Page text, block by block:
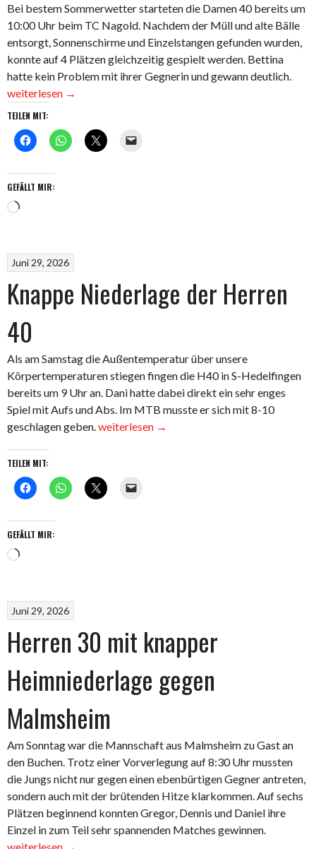
Bei bestem Sommerwetter starteten die Damen 40 bereits um
10:00 Uhr beim TC Nagold. Nachdem der Müll und alte Bälle
entsorgt, Sonnenschirme und Einzelstangen gefunden wurden,
konnte auf 4 Plätzen gleichzeitig gespielt werden. Bettina
hatte kein Problem mit ihrer Gegnerin und gewann deutlich.
weiterlesen →
TEILEN MIT:
GEFÄLLT MIR:
Wird
Juni 29, 2026
Knappe Niederlage der Herren
40
Als am Samstag die Außentemperatur über unsere
Körpertemperaturen stiegen fingen die H40 in S-Hedelfingen
bereits um 9 Uhr an. Dani hatte dabei direkt ein sehr enges
Spiel mit Aufs und Abs. Im MTB musste er sich mit 8-10
geschlagen geben.„Knappe
Herren
40“
weiterlesen →
TEILEN MIT:
GEFÄLLT MIR:
Wird
Juni 29, 2026
Herren 30 mit knapper
Heimniederlage gegen
Malmsheim
Am Sonntag war die Mannschaft aus Malmsheim zu Gast an
den Buchen. Trotz einer Vorverlegung auf 8:30 Uhr mussten
die Jungs nicht nur gegen einen ebenbürtigen Gegner antreten,
sondern auch mit der brütenden Hitze klarkommen. Auf sechs
Plätzen beginnend konnten Gregor, Dennis und Daniel ihre
Einzel in zum Teil sehr spannenden Matches gewinnen.
weiterlesen →